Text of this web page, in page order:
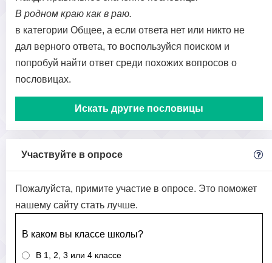
В родном краю как в раю.
в категории Общее, а если ответа нет или никто не
дал верного ответа, то воспользуйся поиском и
попробуй найти ответ среди похожих вопросов о
пословицах.
Искать другие пословицы
Участвуйте в опросе
Пожалуйста, примите участие в опросе. Это поможет
нашему сайту стать лучше.
В каком вы классе школы?
В 1, 2, 3 или 4 классе